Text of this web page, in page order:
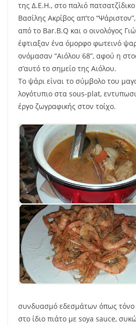
της Δ.Ε.Η., στο παλιό
Βασίλης Ακρίβος απ’το
από το Bar.B.Q και ο οινολόγος
έφτιαξαν ένα όμορφο φωτεινό
ονόμασαν “Αιόλου 68”, αφού η
σ’αυτό το σημείο της Αιόλου.
Το ψάρι είναι το σύμβολο του
λογότυπιο στα sous-plat,
έργο ζωγραφικής στον τοίχο.
συνδυασμό εδεσμάτων όπως τόνο
στο ίδιο πιάτο με soya sauce,